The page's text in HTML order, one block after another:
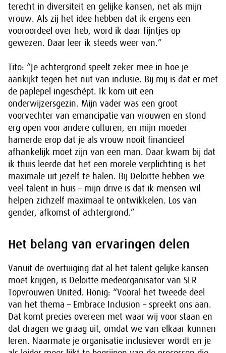
terecht in diversiteit en gelijke kansen, net als mijn
vrouw. Als zij het idee hebben dat ik ergens een
vooroordeel over heb, word ik daar fijntjes op
gewezen. Daar leer ik steeds weer van.”
Tito: “Je achtergrond speelt zeker mee in hoe je
aankijkt tegen het nut van inclusie. Bij mij is dat er met
de paplepel ingeschépt. Ik kom uit een
onderwijzersgezin. Mijn vader was een groot
voorvechter van emancipatie van vrouwen en stond
erg open voor andere culturen, en mijn moeder
hamerde erop dat je als vrouw nooit financieel
afhankelijk moet zijn van een man. Daar kwam bij dat
ik thuis leerde dat het een morele verplichting is het
maximale uit jezelf te halen. Bij Deloitte hebben we
veel talent in huis – mijn drive is dat ik mensen wil
helpen zichzelf maximaal te ontwikkelen. Los van
gender, afkomst of achtergrond.”
Het belang van ervaringen delen
Vanuit de overtuiging dat al het talent gelijke kansen
moet krijgen, is Deloitte medeorganisator van SER
Topvrouwen United. Honig: “Vooral het tweede deel
van het thema – Embrace Inclusion – spreekt ons aan.
Dat komt precies overeen met waar wij voor staan en
dat dragen we graag uit, omdat we van elkaar kunnen
leren. Naarmate je organisatie inclusiever wordt en je